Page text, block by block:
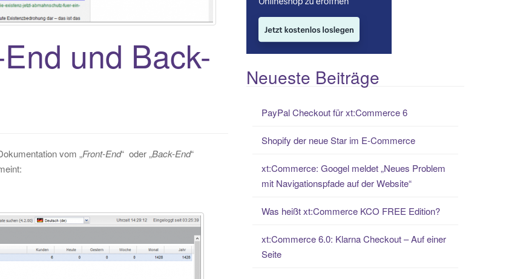
und Back-
vom „Front-End“ oder „Back-End“
Neueste Beiträge
PayPal Checkout für xt:Commerce 6
Shopify der neue Star im E-Commerce
xt:Commerce: Googel meldet „Neues Problem
mit Navigationspfade auf der Website“
Was heißt xt:Commerce KCO FREE Edition?
xt:Commerce 6.0: Klarna Checkout – Auf einer
Seite